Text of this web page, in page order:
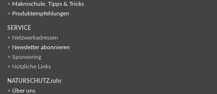
> Makroschule, Tipps & Tricks
> Produktempfehlungen
SERVICE
> Netzwerkadressen
> Newsletter abonnieren
> Sponsoring
> Nützliche Links
NATURSCHUTZ.ruhr
> Über uns